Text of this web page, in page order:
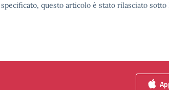
questo articolo è stato rilasciato